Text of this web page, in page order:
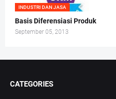
INDUSTRI DAN JASA
Basis Diferensiasi Produk
September 05, 2013
CATEGORIES